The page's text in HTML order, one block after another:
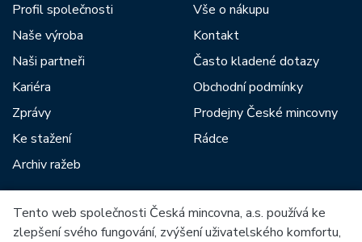
Profil společnosti
Naše výroba
Naši partneři
Kariéra
Zprávy
Ke stažení
Archiv ražeb
Vše o nákupu
Kontakt
Často kladené dotazy
Obchodní podmínky
Prodejny České mincovny
Rádce
Mezi naše partnery patří:
Tento web společnosti Česká mincovna, a.s. používá ke
zlepšení svého fungování, zvýšení uživatelského komfortu,